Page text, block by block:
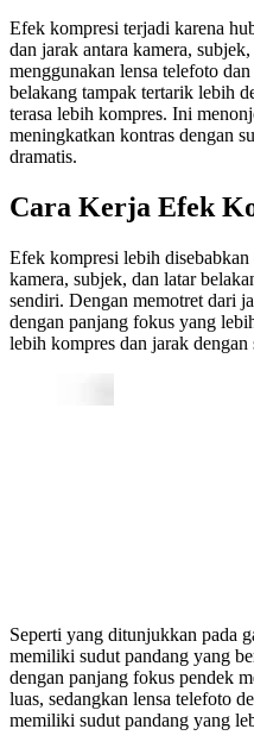
Efek kompresi terjadi karena
dan jarak antara kamera,
menggunakan lensa telefoto
belakang tampak tertarik lebih
terasa lebih kompres. Ini
meningkatkan kontras dengan
dramatis.
Cara Kerja Efek
Efek kompresi lebih
kamera, subjek, dan latar
sendiri. Dengan memotret dari
dengan panjang fokus yang
lebih kompres dan jarak
Seperti yang ditunjukkan pada
memiliki sudut pandang yang
dengan panjang fokus pendek
luas, sedangkan lensa telefoto
memiliki sudut pandang yang